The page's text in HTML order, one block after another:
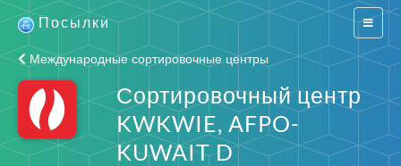
Switch
Посылки
Международные сортировочные центры
Сортировочный центр
KWKWIE, AFPO-
KUWAIT D